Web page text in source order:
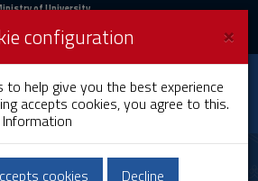
of University
UniCA News
of
Tedesco
×
configuration
help give you the best experience
accepts cookies, you agree to this.
cookies Decline